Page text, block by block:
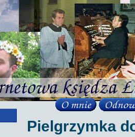
Pielgrzymka